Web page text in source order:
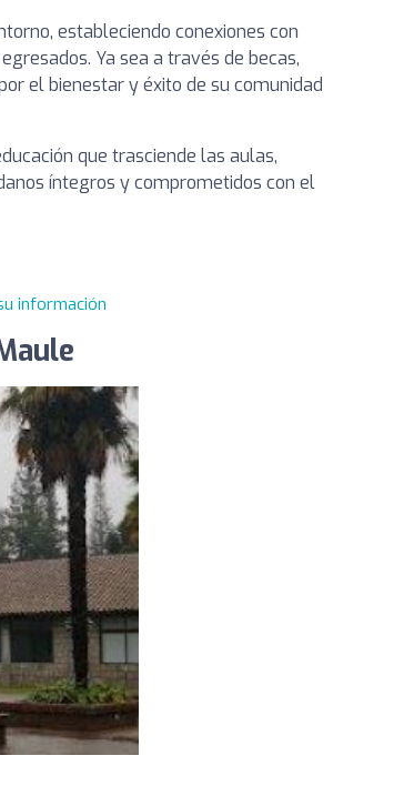
estableciendo conexiones con
Ya sea a través de becas,
el bienestar y éxito de su comunidad
que trasciende las aulas,
íntegros y comprometidos con el
información